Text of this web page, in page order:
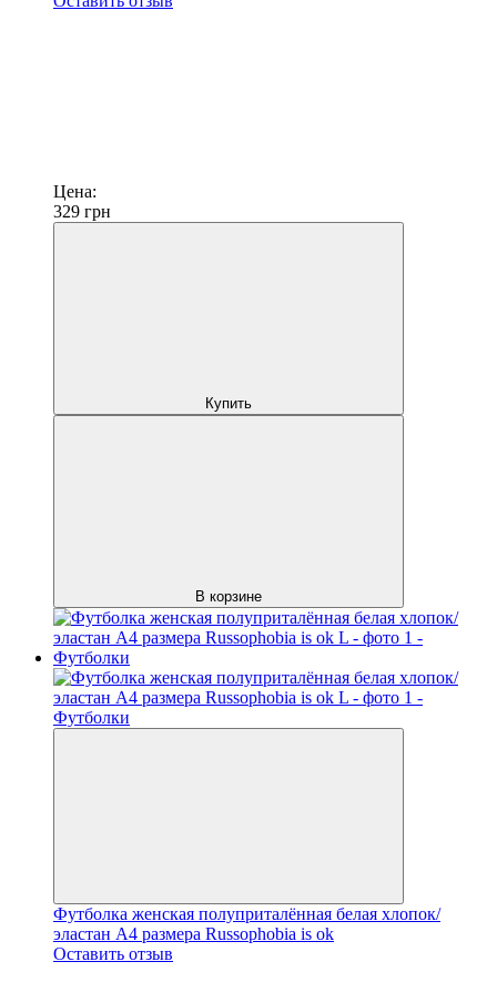
Цена:
329 грн
Купить
В корзине
Футболка женская полуприталённая белая хлопок/
эластан А4 размера Russophobia is ok
Оставить отзыв